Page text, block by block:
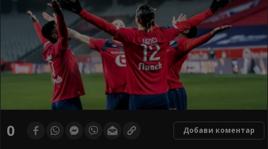
0 Добави коментар